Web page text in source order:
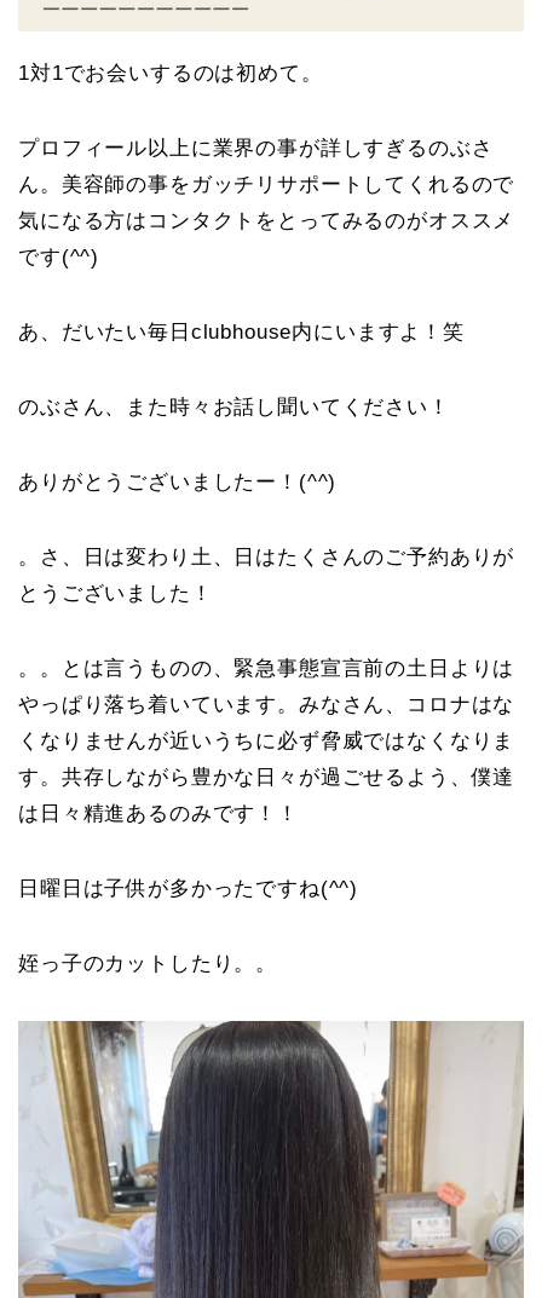
1対1でお会いするのは初めて。
プロフィール以上に業界の事が詳しすぎるのぶさ
ん。美容師の事をガッチリサポートしてくれるので
気になる方はコンタクトをとってみるのがオススメ
です(^^)
あ、だいたい毎日clubhouse内にいますよ！笑
のぶさん、また時々お話し聞いてください！
ありがとうございましたー！(^^)
。さ、日は変わり土、日はたくさんのご予約ありが
とうございました！
。。とは言うものの、緊急事態宣言前の土日よりは
やっぱり落ち着いています。みなさん、コロナはな
くなりませんが近いうちに必ず脅威ではなくなりま
す。共存しながら豊かな日々が過ごせるよう、僕達
は日々精進あるのみです！！
日曜日は子供が多かったですね(^^)
姪っ子のカットしたり。。